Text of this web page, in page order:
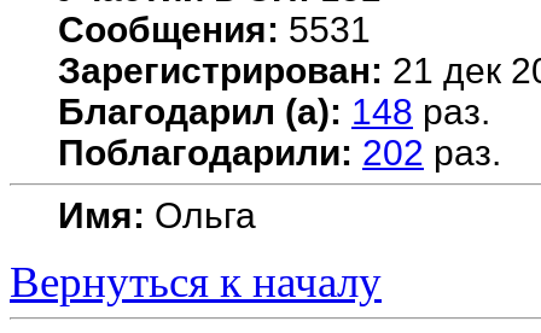
Сообщения: 5531
Зарегистрирован: 21 дек
Благодарил (а): 148 раз.
Поблагодарили: 202 раз.
Имя: Ольга
Вернуться к началу